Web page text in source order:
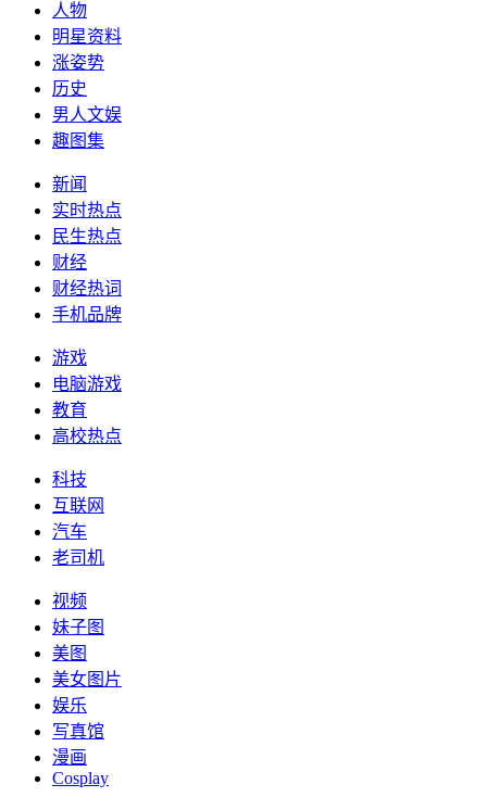
人物
明星资料
涨姿势
历史
男人文娱
趣图集
新闻
实时热点
民生热点
财经
财经热词
手机品牌
游戏
电脑游戏
教育
高校热点
科技
互联网
汽车
老司机
视频
妹子图
美图
美女图片
娱乐
写真馆
漫画
Cosplay